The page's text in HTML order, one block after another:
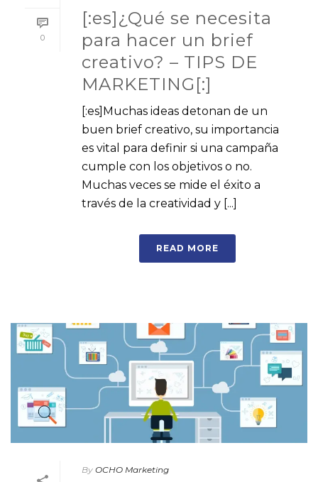
0
[:es]¿Qué se necesita
para hacer un brief
creativo? – TIPS DE
MARKETING[:]
[:es]Muchas ideas detonan de un
buen brief creativo, su importancia
es vital para definir si una campaña
cumple con los objetivos o no.
Muchas veces se mide el éxito a
través de la creatividad y [...]
READ MORE
By OCHO Marketing